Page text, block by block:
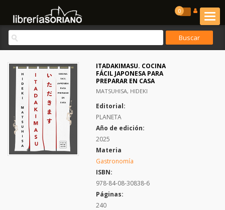
0
ITADAKIMASU. COCINA
FÁCIL JAPONESA PARA
PREPARAR EN CASA
MATSUHISA, HIDEKI
Editorial:
PLANETA
Año de edición:
2025
Materia
Gastronomía
ISBN:
978-84-08-30838-6
Páginas:
240